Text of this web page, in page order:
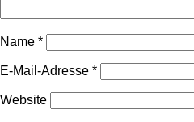
Name *
E-Mail-Adresse *
Website